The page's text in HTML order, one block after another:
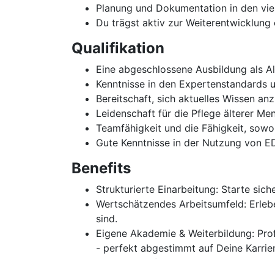
Planung und Dokumentation in den
Du trägst aktiv zur
Qualifikation
Eine abgeschlossene Ausbildung als
Kenntnisse in den
Bereitschaft, sich aktuelles Wissen
Leidenschaft für die Pflege älterer
Teamfähigkeit und die Fähigkeit,
Gute Kenntnisse in der Nutzung von
Benefits
Strukturierte Einarbeitung: Starte
Wertschätzendes Arbeitsumfeld:
sind.
Eigene Akademie & Weiterbildung:
- perfekt abgestimmt auf Deine